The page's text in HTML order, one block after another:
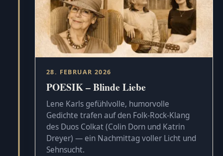
28. FEBRUAR 2026
POESIK – Blinde Liebe
Lene Karls gefühlvolle, humorvolle
Gedichte trafen auf den Folk-Rock-Klang
des Duos Colkat (Colin Dorn und Katrin
Dreyer) — ein Nachmittag voller Licht und
Sehnsucht.